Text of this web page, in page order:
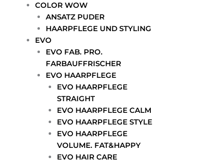
COLOR WOW
ANSATZ PUDER
HAARPFLEGE UND STYLING
EVO
EVO FAB. PRO.
FARBAUFFRISCHER
EVO HAARPFLEGE
EVO HAARPFLEGE
STRAIGHT
EVO HAARPFLEGE CALM
EVO HAARPFLEGE STYLE
EVO HAARPFLEGE
VOLUME. FAT&HAPPY
EVO HAIR CARE